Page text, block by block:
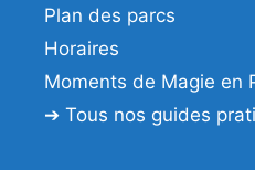
Plan des parcs
Horaires
Moments de Magie en
➔ Tous nos guides